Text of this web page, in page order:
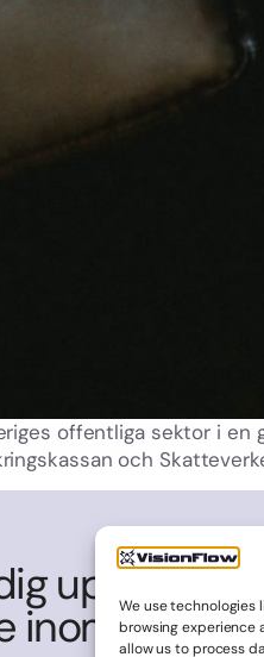
We use technologies
browsing experience
allow us to process
offentliga sektor i
och
inom IT och